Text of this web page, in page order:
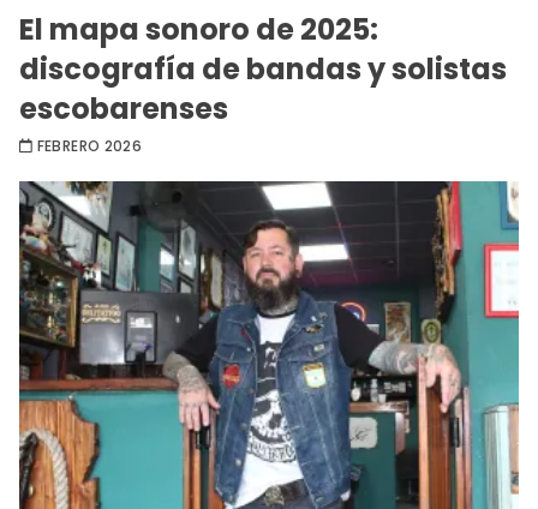
El mapa sonoro de 2025:
discografía de bandas y solistas
escobarenses
FEBRERO 2026